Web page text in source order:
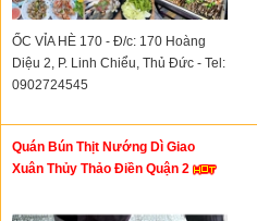
ỐC VỈA HÈ 170 - Đ/c: 170 Hoàng
Diệu 2, P. Linh Chiểu, Thủ Đức - Tel:
0902724545
Quán Bún Thịt Nướng Dì Giao
Xuân Thủy Thảo Điền Quận 2